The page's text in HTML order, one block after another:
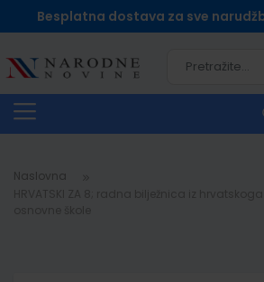
Besplatna dostava za sve
Naslovna